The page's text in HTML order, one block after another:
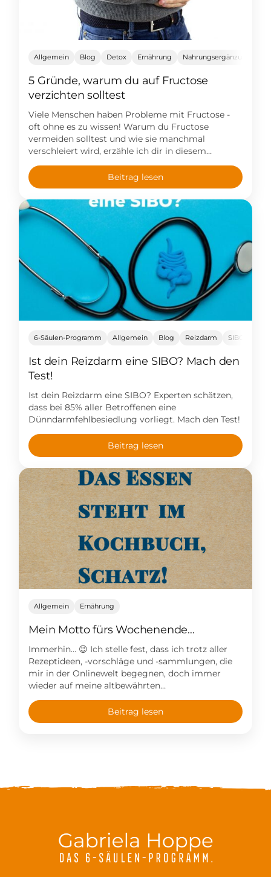
Allgemein Blog Detox Ernährung
5 Gründe, warum du auf Fructose
verzichten solltest
Viele Menschen haben Probleme mit Fructose -
oft ohne es zu wissen! Warum du Fructose
vermeiden solltest und wie sie manchmal
verschleiert wird, erzähle ich dir in diesem
Beitrag!
Beitrag lesen
6-Säulen-Programm Allgemein Blog Reizdarm SIBO
Ist dein Reizdarm eine SIBO? Mach den
Test!
Ist dein Reizdarm eine SIBO? Experten schätzen,
dass bei 85% aller Betroffenen eine
Dünndarmfehlbesiedlung vorliegt. Mach den Test!
Beitrag lesen
Allgemein Ernährung
Mein Motto fürs Wochenende…
Immerhin… 😉 Ich stelle fest, dass ich trotz aller
Rezeptideen, -vorschläge und -sammlungen, die
mir in der Onlinewelt begegnen, doch immer
wieder auf meine altbewährten
Lieblingskochbücher zurückgreife und meine
Lieblingsrezepte immer wieder auf den Tisch
kommen. Im Zweifelsfall in irgendeiner spontanen
Beitrag lesen